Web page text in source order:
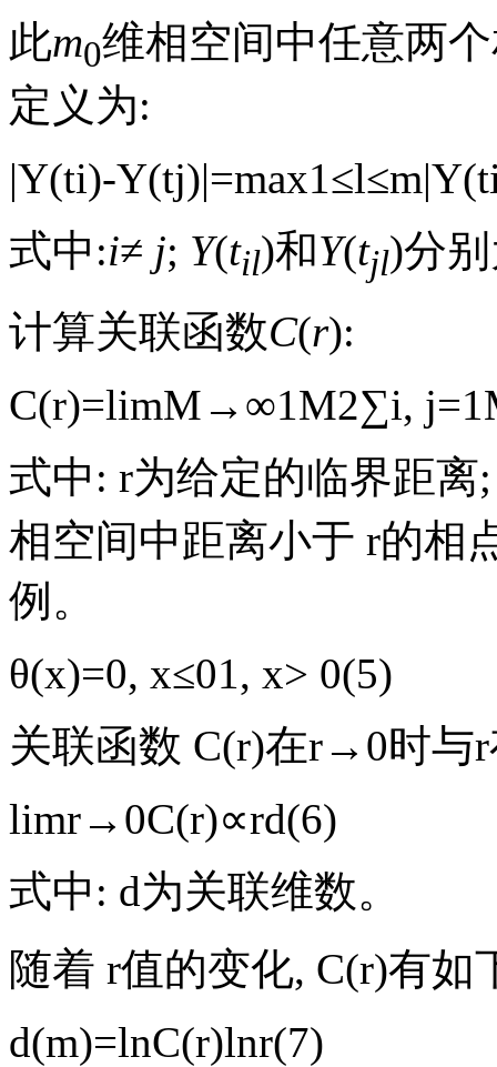
此m0维相空间中任意两
定义为:
|Y(ti)-Y(tj)|=max1≤l≤m|Y(t
式中:i≠ j; Y(til)和Y(tjl)分
计算关联函数C(r):
C(r)=limM → ∞1M2∑i, j=1
式中: r为给定的临界距
相空间中距离小于 r的相
例。
θ(x)=0, x≤01, x> 0(5)
关联函数 C(r)在r→ 0时与r
limr→ 0C(r)∝rd(6)
式中: d为关联维数。
随着 r值的变化, C(r)有如
d(m)=lnC(r)lnr(7)